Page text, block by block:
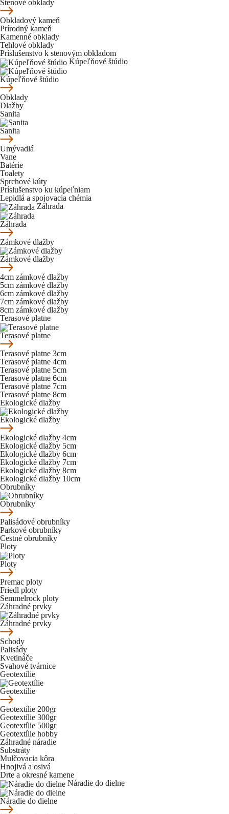
Stenové obklady
Obkladový kameň
Prírodný kameň
Kamenné obklady
Tehlové obklady
Príslušenstvo k stenovým obkladom
Kúpeľňové štúdio
Kúpeľňové štúdio
Obklady
Dlažby
Sanita
Sanita
Umývadlá
Vane
Batérie
Toalety
Sprchové kúty
Príslušenstvo ku kúpeľniam
Lepidlá a spojovacia chémia
Záhrada
Záhrada
Zámkové dlažby
Zámkové dlažby
4cm zámkové dlažby
5cm zámkové dlažby
6cm zámkové dlažby
7cm zámkové dlažby
8cm zámkové dlažby
Terasové platne
Terasové platne
Terasové platne 3cm
Terasové platne 4cm
Terasové platne 5cm
Terasové platne 6cm
Terasové platne 7cm
Terasové platne 8cm
Ekologické dlažby
Ekologické dlažby
Ekologické dlažby 4cm
Ekologické dlažby 5cm
Ekologické dlažby 6cm
Ekologické dlažby 7cm
Ekologické dlažby 8cm
Ekologické dlažby 10cm
Obrubníky
Obrubníky
Palisádové obrubníky
Parkové obrubníky
Cestné obrubníky
Ploty
Ploty
Premac ploty
Friedl ploty
Semmelrock ploty
Záhradné prvky
Záhradné prvky
Schody
Palisády
Kvetináče
Svahové tvárnice
Geotextílie
Geotextílie
Geotextílie 200gr
Geotextílie 300gr
Geotextílie 500gr
Geotextílie hobby
Záhradné náradie
Substráty
Mulčovacia kôra
Hnojivá a osivá
Drte a okresné kamene
Náradie do dielne
Náradie do dielne